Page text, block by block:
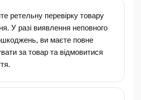
ретельну перевірку товару
У разі виявлення неповного
ви маєте повне
за товар та відмовитися